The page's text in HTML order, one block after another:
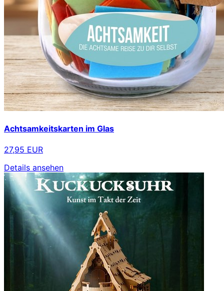
Achtsamkeitskarten im Glas
27,95 EUR
Details ansehen